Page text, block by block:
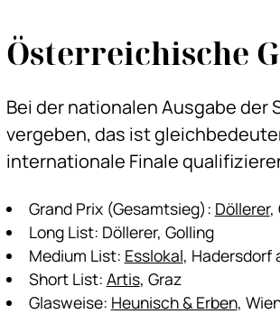
Österreichische
Bei der nationalen Ausgabe der
vergeben, das ist
internationale Finale
Grand Prix (Gesamtsieg): Döllerer,
Long List: Döllerer, Golling
Medium List: Esslokal, Hadersdorf
Short List: Artis, Graz
Glasweise: Heunisch & Erben,